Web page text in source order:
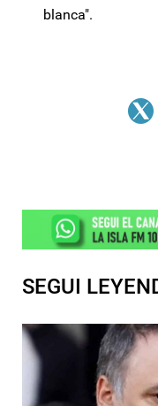
blanca".
SEGUI